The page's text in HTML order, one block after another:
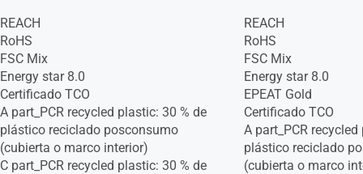
REACH
RoHS
FSC Mix
Energy star 8.0
Certificado TCO
A part_PCR recycled plastic: 30 % de
plástico reciclado posconsumo
(cubierta o marco interior)
C part_PCR recycled plastic: 30 % de
REACH
RoHS
FSC Mix
Energy star 8.0
EPEAT Gold
Certificado TCO
A part_PCR
plástico reciclado
(cubierta o marco